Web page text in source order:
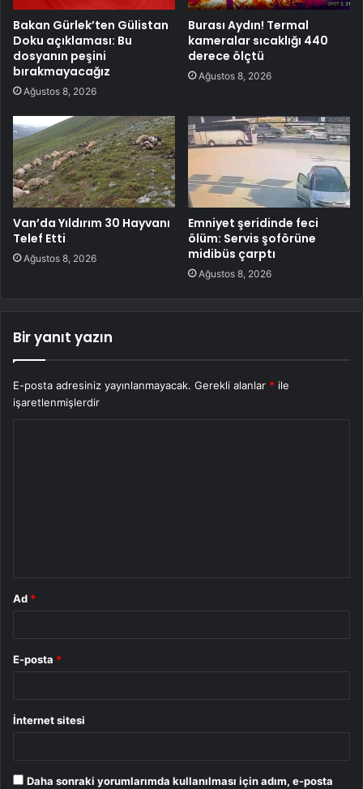
Bakan Gürlek’ten Gülistan
Doku açıklaması: Bu
dosyanın peşini
bırakmayacağız
Ağustos 8, 2026
Burası Aydın! Termal
kameralar sıcaklığı 440
derece ölçtü
Ağustos 8, 2026
Van’da Yıldırım 30 Hayvanı
Telef Etti
Ağustos 8, 2026
Emniyet şeridinde feci
ölüm: Servis şoförüne
midibüs çarptı
Ağustos 8, 2026
Bir yanıt yazın
E-posta adresiniz yayınlanmayacak. Gerekli alanlar * ile
işaretlenmişlerdir
Ad *
E-posta *
İnternet sitesi
Daha sonraki yorumlarımda kullanılması için adım, e-posta